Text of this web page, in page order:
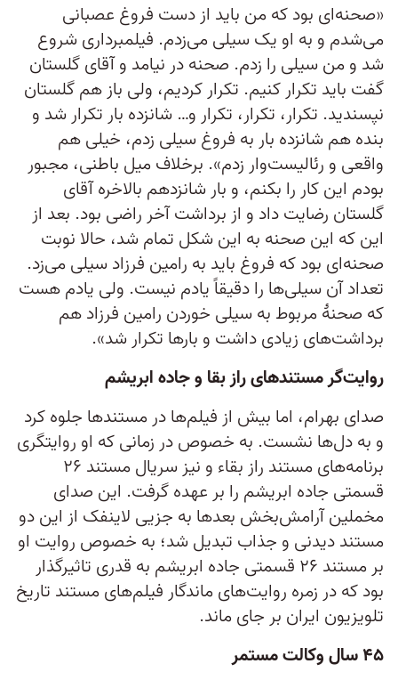
«صحنه‌ای بود که من باید از دست فروغ عصبانی
می‌شدم و به او یک سیلی می‌زدم. فیلمبرداری شروع
شد و من سیلی را زدم. صحنه در نیامد و آقای گلستان
گفت باید تکرار کنیم. تکرار کردیم، ولی باز هم گلستان
نپسندید. تکرار، تکرار، تکرار و… شانزده بار تکرار شد و
بنده هم شانزده بار به فروغ سیلی زدم، خیلی هم
واقعی و رئالیست‌وار زدم». برخلاف میل باطنی، مجبور
بودم این کار را بکنم، و بار شانزدهم بالاخره آقای
گلستان رضایت داد و از برداشت آخر راضی بود. بعد از
این که این صحنه به این شکل تمام شد، حالا نوبت
صحنه‌ای بود که فروغ باید به رامین فرزاد سیلی می‌زد.
تعداد آن سیلی‌ها را دقیقاً یادم نیست. ولی یادم هست
که صحنۀ مربوط به سیلی خوردن رامین فرزاد هم
برداشت‌های زیادی داشت و بارها تکرار شد».
روایت‌گر مستندهای راز بقا و جاده ابریشم
صدای بهرام، اما بیش از فیلم‌ها در مستندها جلوه کرد
و به دل‌ها نشست. به خصوص در زمانی که او روایتگری
برنامه‌های مستند راز بقاء و نیز سریال مستند ۲۶
قسمتی جاده ابریشم را بر عهده گرفت. این صدای
مخملین آرامش‌بخش بعدها به جزیی لاینفک از این دو
مستند دیدنی و جذاب تبدیل شد؛ به خصوص روایت او
بر مستند ۲۶ قسمتی جاده ابریشم به قدری تاثیرگذار
بود که در زمره روایت‌های ماندگار فیلم‌های مستند تاریخ
تلویزیون ایران بر جای ماند.
۴۵ سال وکالت مستمر